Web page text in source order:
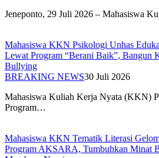
Jeneponto, 29 Juli 2026 – Mahasiswa
Mahasiswa KKN Psikologi Unhas
Lewat Program “Berani Baik”, Bangun
Bullying
BREAKING NEWS30 Juli 2026
Mahasiswa Kuliah Kerja Nyata (KKN)
Program…
Mahasiswa KKN Tematik Literasi
Program AKSARA, Tumbuhkan Minat